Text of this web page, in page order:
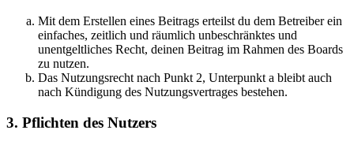
Mit dem Erstellen eines Beitrags erteilst du dem Betreiber ein
einfaches, zeitlich und räumlich unbeschränktes und
unentgeltliches Recht, deinen Beitrag im Rahmen des Boards
zu nutzen.
Das Nutzungsrecht nach Punkt 2, Unterpunkt a bleibt auch
nach Kündigung des Nutzungsvertrages bestehen.
3. Pflichten des Nutzers